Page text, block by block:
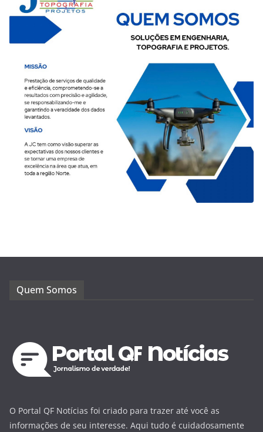
Quem Somos
O Portal QF Notícias foi criado para trazer até você as
informações de seu interesse. Aqui tudo é cuidadosamente